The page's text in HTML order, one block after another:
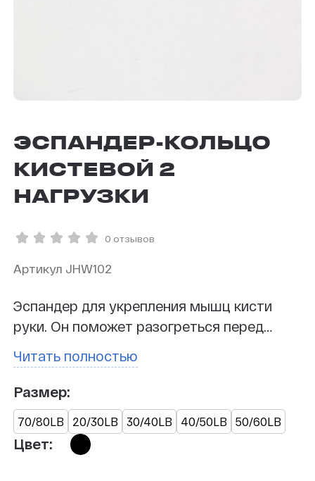
ЭСПАНДЕР-КОЛЬЦО
КИСТЕВОЙ 2
НАГРУЗКИ
0 отзывов
Артикул JHW102
Эспандер для укрепления мышц кисти
руки. Он поможет разогреться перед
размеру легко помещается в карман
одежды или в сумку.
Читать полностью
Размер:
70/80LB 20/30LB 30/40LB 40/50LB 50/60LB
Цвет: